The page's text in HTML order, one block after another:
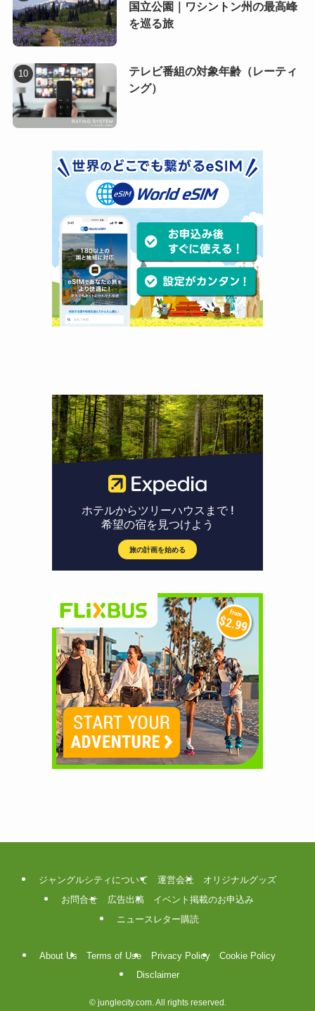
国立公園｜ワシントン州の最高峰
を巡る旅
テレビ番組の対象年齢（レーティ
ング）
ジャングルシティについて 運営会社
オリジナルグッズ
お問合せ
広告出稿
イベント掲載のお申込み
ニュースレター購読
About Us Terms of Use Privacy Policy
Cookie Policy
Disclaimer
©junglecity.com. All rights reserved.